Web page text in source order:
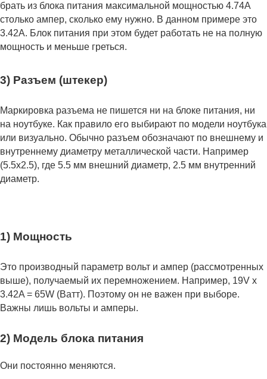
брать из блока питания максимальной мощностью 4.74А
столько ампер, сколько ему нужно. В данном примере это
3.42А. Блок питания при этом будет работать не на полную
мощность и меньше греться.
3) Разъем (штекер)
Маркировка разъема не пишется ни на блоке питания, ни
на ноутбуке. Как правило его выбирают по модели ноутбука
или визуально. Обычно разъем обозначают по внешнему и
внутреннему диаметру металлической части. Например
(5.5x2.5), где 5.5 мм внешний диаметр, 2.5 мм внутренний
диаметр.
1) Мощность
Это производный параметр вольт и ампер (рассмотренных
выше), получаемый их перемножением. Например, 19V x
3.42A = 65W (Ватт). Поэтому он не важен при выборе.
Важны лишь вольты и амперы.
2) Модель блока питания
Они постоянно меняются.